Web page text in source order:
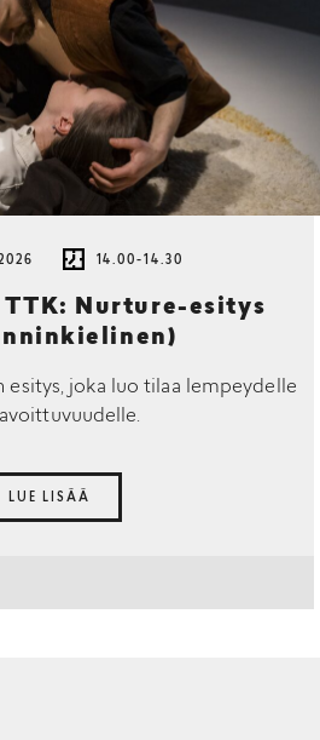
14.00-14.30
TTK: Nurture-esitys
esitys, joka luo tilaa lempeydelle
LUE LISÄÄ